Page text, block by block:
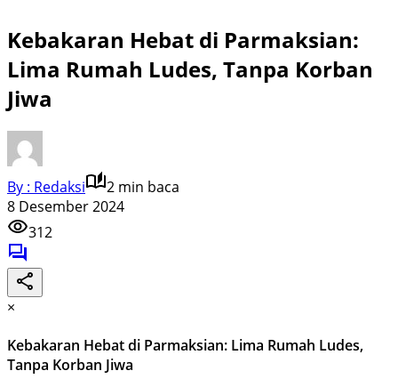
Kebakaran Hebat di Parmaksian:
Lima Rumah Ludes, Tanpa Korban
Jiwa
By : Redaksi
2 min baca
8 Desember 2024
312
×
Kebakaran Hebat di Parmaksian: Lima Rumah Ludes,
Tanpa Korban Jiwa